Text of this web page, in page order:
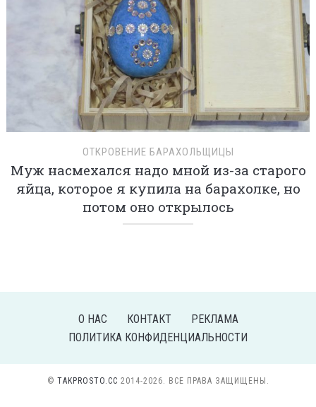
ОТКРОВЕНИЕ БАРАХОЛЬЩИЦЫ
Муж насмехался надо мной из-за старого
яйца, которое я купила на барахолке, но
потом оно открылось
О НАС КОНТАКТ
РЕКЛАМА
ПОЛИТИКА КОНФИДЕНЦИАЛЬНОСТИ
© TAKPROSTO.CC 2014-2026. ВСЕ ПРАВА ЗАЩИЩЕНЫ.